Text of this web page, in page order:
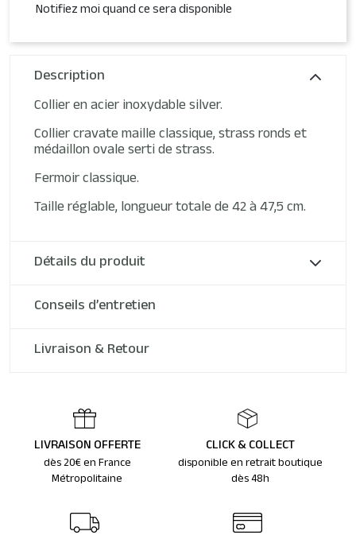
Notifiez moi quand ce sera disponible
Description
Collier en acier inoxydable silver.
Collier cravate maille classique, strass ronds et
médaillon ovale serti de strass.
Fermoir classique.
Taille réglable, longueur totale de 42 à 47,5 cm.
Détails du produit
Conseils d’entretien
Livraison & Retour
LIVRAISON OFFERTE
dès 20€ en France
Métropolitaine
CLICK & COLLECT
disponible en retrait boutique
dès 48h